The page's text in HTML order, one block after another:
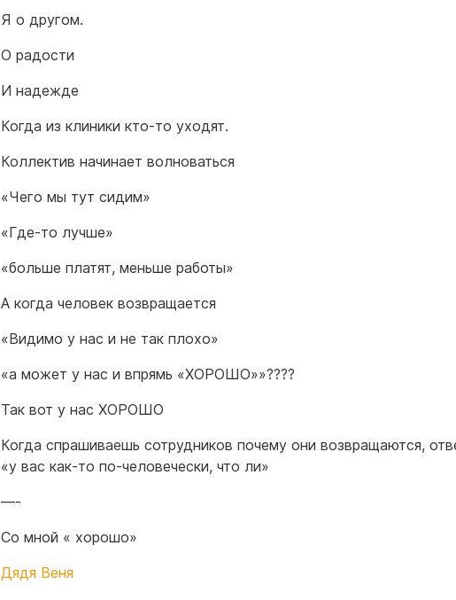
Я о другом.
О радости
И надежде
Когда из клиники кто-то уходят.
Коллектив начинает волноваться
«Чего мы тут сидим»
«Где-то лучше»
«больше платят, меньше работы»
А когда человек возвращается
«Видимо у нас и не так плохо»
«а может у нас и впрямь «ХОРОШО»»????
Так вот у нас ХОРОШО
Когда спрашиваешь сотрудников почему они возвращаются,
«у вас как-то по-человечески, что ли»
—-
Со мной « хорошо»
Дядя Веня